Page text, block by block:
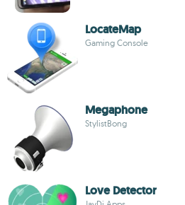
LocateMap
Gaming Console
Megaphone
StylistBong
Love Detector